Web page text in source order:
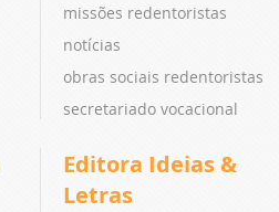
missões redentoristas
notícias
obras sociais redentoristas
secretariado vocacional
Editora Ideias &
Letras